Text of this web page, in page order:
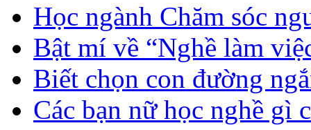
Học ngành Chăm sóc
Bật mí về “Nghề làm
Biết chọn con đường
Các bạn nữ học nghề gì